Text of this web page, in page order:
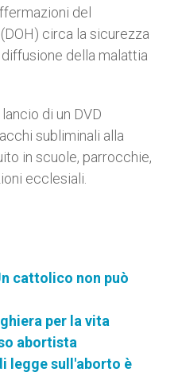
del
circa la sicurezza
della malattia
di un DVD
subliminali alla
in scuole, parrocchie,
ecclesiali.
cattolico non può
per la vita
abortista
legge sull'aborto è